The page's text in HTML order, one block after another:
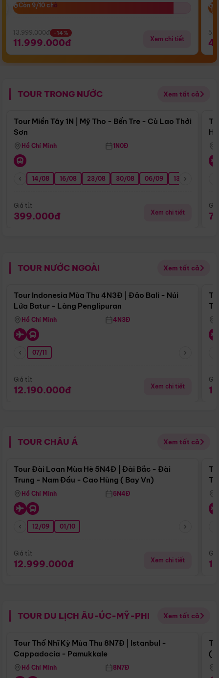
Còn 9/10 chỗ
Còn 9/10 chỗ
13.999.000đ -14%
11.999.000đ Xem chi tiết
TOUR TRONG NƯỚC Xem tất cả
Điểm nổi bật
Tour Miền Tây 1N | Mỹ Tho - Bến Tre - Cù Lao Thới
Sơn
Hồ Chí Minh 1N0Đ
14/08 16/08 23/08 30/08 06/09 13/09
Giá từ:
399.000đ Xem chi tiết
TOUR NƯỚC NGOÀI Xem tất cả
Điểm nổi bật
Tour Indonesia Mùa Thu 4N3Đ | Đảo Bali - Núi
Lửa Batur - Làng Penglipuran
Hồ Chí Minh 4N3Đ
07/11
Giá từ:
12.190.000đ Xem chi tiết
TOUR CHÂU Á Xem tất cả
Điểm nổi bật
Tour Đài Loan Mùa Hè 5N4Đ | Đài Bắc - Đài
Trung - Nam Đầu - Cao Hùng ( Bay Vn)
Hồ Chí Minh 5N4Đ
12/09 01/10
Giá từ:
12.999.000đ Xem chi tiết
TOUR DU LỊCH ÂU-ÚC-MỸ-PHI Xem tất cả
Điểm nổi bật
Tour Thổ Nhĩ Kỳ Mùa Thu 8N7Đ | Istanbul -
Cappadocia - Pamukkale
Hồ Chí Minh 8N7Đ